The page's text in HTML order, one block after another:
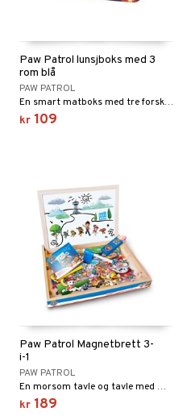
Paw Patrol lunsjboks med 3
rom blå
PAW PATROL
En smart matboks med tre forskjellige rom å putte godsaker i!
kr 109
Paw Patrol Magnetbrett 3-
i-1
PAW PATROL
En morsom tavle og tavle med magneter.
kr 189